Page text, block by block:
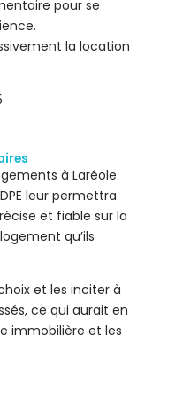
pour se
la location
à Laréole
leur permettra
et fiable sur la
qu’ils
et les inciter à
ce qui aurait en
immobilière et les